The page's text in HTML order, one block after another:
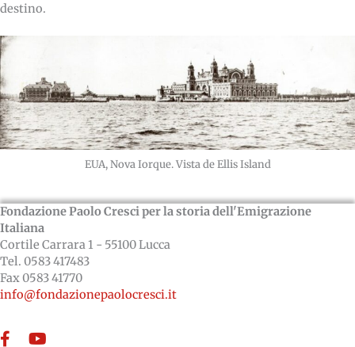
destino.
EUA, Nova Iorque. Vista de Ellis Island
Fondazione Paolo Cresci per la storia dell'Emigrazione
Italiana
Cortile Carrara 1 - 55100 Lucca
Tel. 0583 417483
Fax 0583 41770
info@fondazionepaolocresci.it
FacebookYouTube